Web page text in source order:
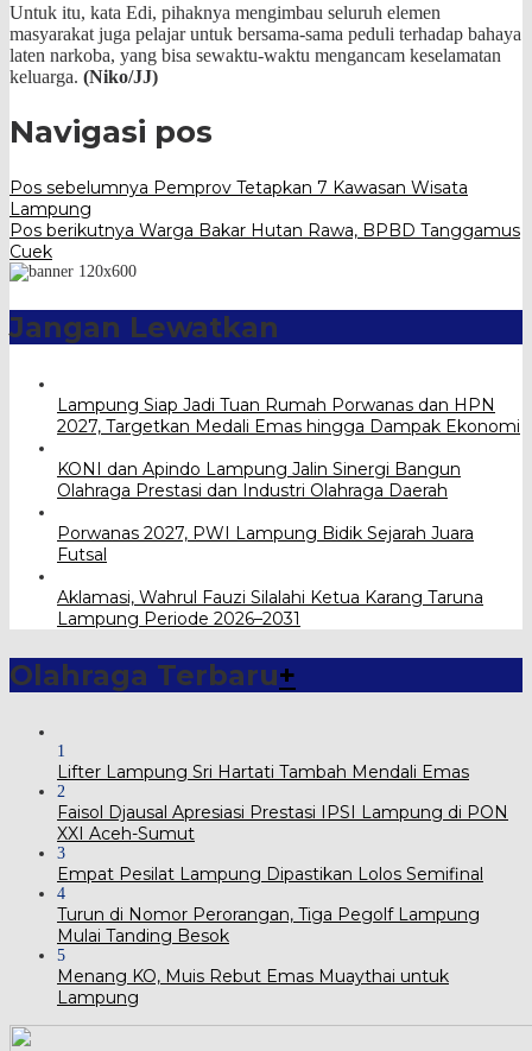
Untuk itu, kata Edi, pihaknya mengimbau seluruh elemen
masyarakat juga pelajar untuk bersama-sama peduli terhadap bahaya
laten narkoba, yang bisa sewaktu-waktu mengancam keselamatan
keluarga. (Niko/JJ)
Navigasi pos
Pos sebelumnya Pemprov Tetapkan 7 Kawasan Wisata
Lampung
Pos berikutnya Warga Bakar Hutan Rawa, BPBD Tanggamus
Cuek
Jangan Lewatkan
Lampung Siap Jadi Tuan Rumah Porwanas dan HPN
2027, Targetkan Medali Emas hingga Dampak Ekonomi
KONI dan Apindo Lampung Jalin Sinergi Bangun
Olahraga Prestasi dan Industri Olahraga Daerah
Porwanas 2027, PWI Lampung Bidik Sejarah Juara
Futsal
Aklamasi, Wahrul Fauzi Silalahi Ketua Karang Taruna
Lampung Periode 2026–2031
Olahraga Terbaru+
1
Lifter Lampung Sri Hartati Tambah Mendali Emas
2
Faisol Djausal Apresiasi Prestasi IPSI Lampung di PON
XXI Aceh-Sumut
3
Empat Pesilat Lampung Dipastikan Lolos Semifinal
4
Turun di Nomor Perorangan, Tiga Pegolf Lampung
Mulai Tanding Besok
5
Menang KO, Muis Rebut Emas Muaythai untuk
Lampung